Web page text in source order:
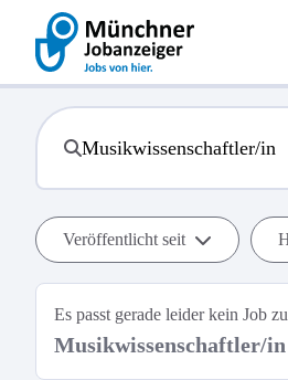
Veröffentlicht seit
Es passt gerade leider kein Job
Musikwissenschaftler/in